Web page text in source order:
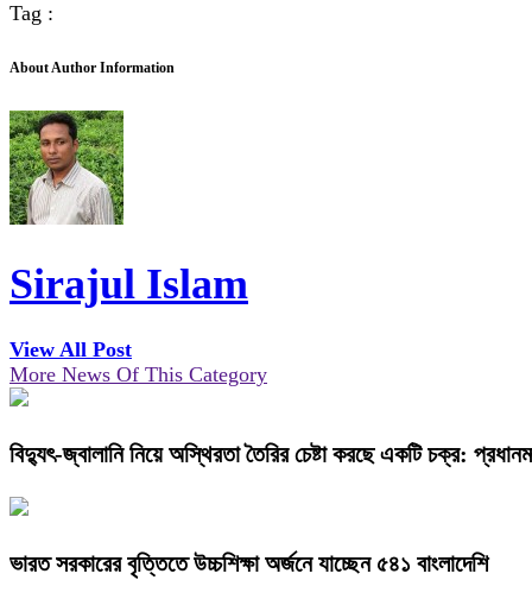
Tag :
About Author Information
Sirajul Islam
View All Post
More News Of This Category
বিদ্যুৎ-জ্বালানি নিয়ে অস্থিরতা তৈরির চেষ্টা করছে একটি চক্র:
ভারত সরকারের বৃত্তিতে উচ্চশিক্ষা অর্জনে যাচ্ছেন ৫৪১ বাংলাদেশি